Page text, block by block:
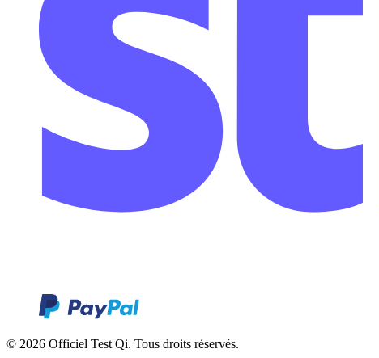
© 2026 Officiel Test Qi. Tous droits réservés.